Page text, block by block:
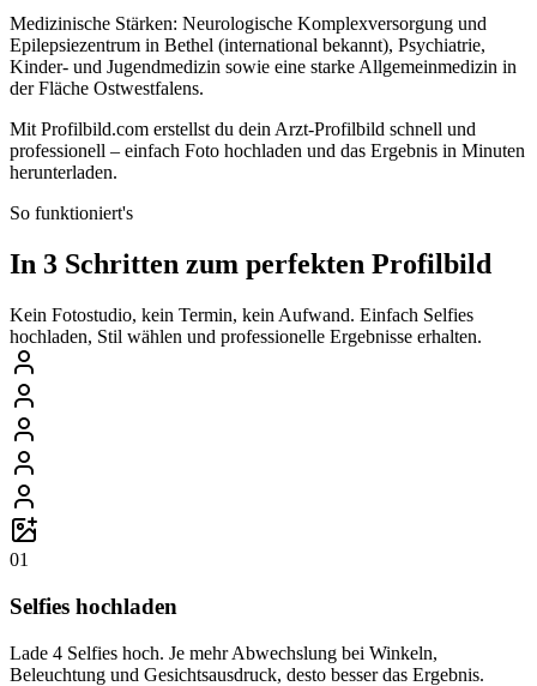
Medizinische Stärken: Neurologische Komplexversorgung und
Epilepsiezentrum in Bethel (international bekannt), Psychiatrie,
Kinder- und Jugendmedizin sowie eine starke Allgemeinmedizin in
der Fläche Ostwestfalens.
Mit Profilbild.com erstellst du dein Arzt-Profilbild schnell und
professionell – einfach Foto hochladen und das Ergebnis in Minuten
herunterladen.
So funktioniert's
In 3 Schritten zum perfekten Profilbild
Kein Fotostudio, kein Termin, kein Aufwand. Einfach Selfies
hochladen, Stil wählen und professionelle Ergebnisse erhalten.
01
Selfies hochladen
Lade 4 Selfies hoch. Je mehr Abwechslung bei Winkeln,
Beleuchtung und Gesichtsausdruck, desto besser das Ergebnis.